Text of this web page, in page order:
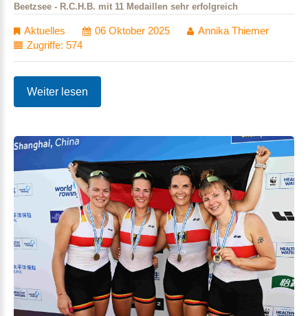
Beetzsee - R.C.H.B. mit 11 Medaillen sehr erfolgreich
Aktuelles 06 Oktober 2025
Annika Thiemer
Zugriffe: 574
Weiter lesen